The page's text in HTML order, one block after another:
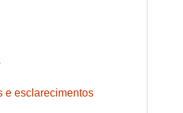
e esclarecimentos